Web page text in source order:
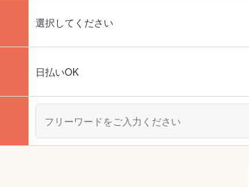
選択してください
日払いOK